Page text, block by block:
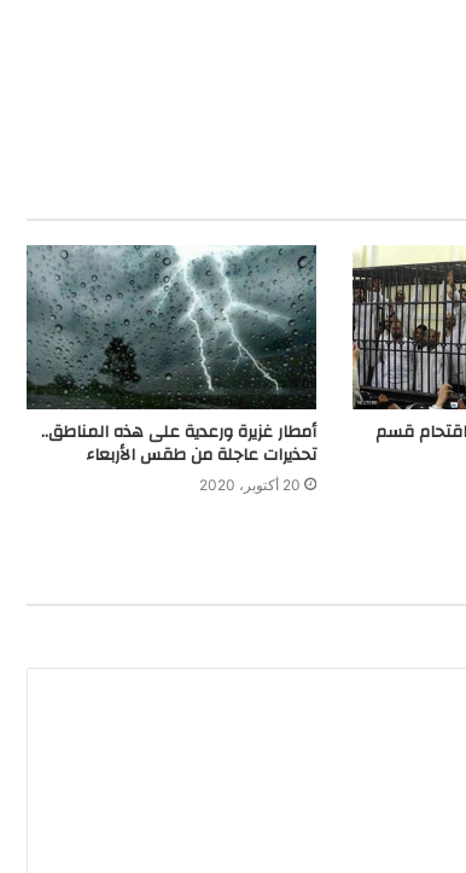
قسم أمطار غزيرة ورعدية على هذه المناطق..
تحذيرات عاجلة من طقس الأربعاء
20 أكتوبر، 2020